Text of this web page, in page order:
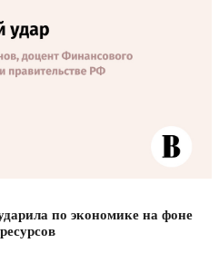
по экономике на фоне